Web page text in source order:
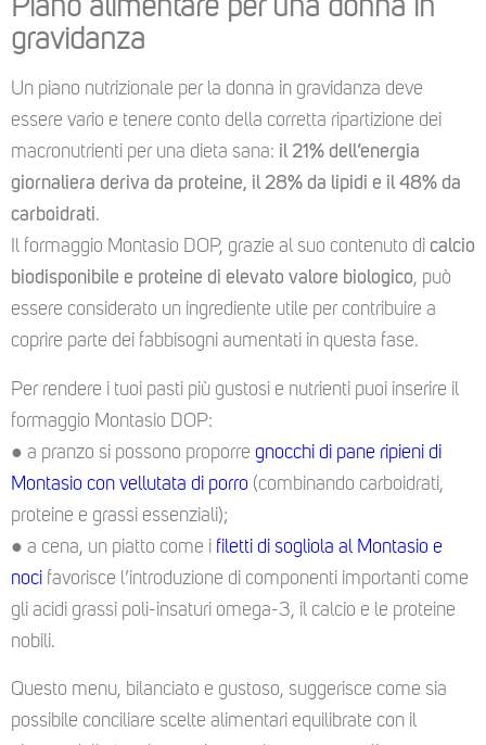
Piano alimentare per una donna in
gravidanza
Un piano nutrizionale per la donna in gravidanza deve
essere vario e tenere conto della corretta ripartizione dei
macronutrienti per una dieta sana: il 21% dell’energia
giornaliera deriva da proteine, il 28% da lipidi e il 48% da
carboidrati.
Il formaggio Montasio DOP, grazie al suo contenuto di calcio
biodisponibile e proteine di elevato valore biologico, può
essere considerato un ingrediente utile per contribuire a
coprire parte dei fabbisogni aumentati in questa fase.
Per rendere i tuoi pasti più gustosi e nutrienti puoi inserire il
formaggio Montasio DOP:
● a pranzo si possono proporre gnocchi di pane ripieni di
Montasio con vellutata di porro (combinando carboidrati,
proteine e grassi essenziali);
● a cena, un piatto come i filetti di sogliola al Montasio e
noci favorisce l’introduzione di componenti importanti come
gli acidi grassi poli-insaturi omega-3, il calcio e le proteine
nobili.
Questo menu, bilanciato e gustoso, suggerisce come sia
possibile conciliare scelte alimentari equilibrate con il